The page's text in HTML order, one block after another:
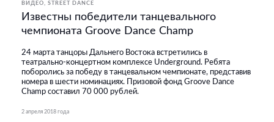
ВИДЕО STREET DANCE
Известны победители танцевального
чемпионата Groove Dance Champ
24 марта танцоры Дальнего Востока встретились в
театрально-концертном комплексе Underground. Ребята
поборолись за победу в танцевальном чемпионате, представив
номера в шести номинациях. Призовой фонд Groove Dance
Champ составил 70 000 рублей.
2 апреля 2018 года